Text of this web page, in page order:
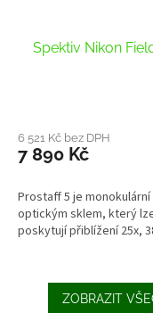
Spektiv Nikon
6 521 Kč bez DPH
7 890 Kč
Prostaff 5 je
optickým sklem, který
poskytují přiblížení 25x,
ZOBRAZIT